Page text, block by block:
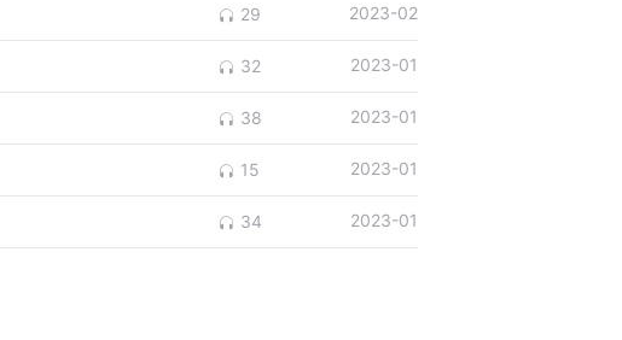
29 2023-02
32 2023-01
38 2023-01
15 2023-01
34 2023-01